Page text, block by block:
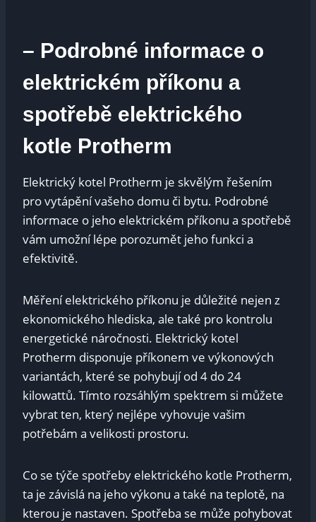
– Podrobné informace o
elektrickém příkonu a
spotřebě elektrického
kotle Protherm
Elektrický kotel Protherm je skvělým řešením
pro vytápění vašeho domu či bytu. Podrobné
informace o jeho elektrickém příkonu a spotřebě
vám umožní lépe porozumět jeho funkci a
efektivitě.
Měření elektrického příkonu je důležité nejen z
ekonomického hlediska, ale také pro kontrolu
energetické náročnosti. Elektrický kotel
Protherm disponuje příkonem ve výkonových
variantách, které se pohybují od 4 do 24
kilowattů. Tímto rozsáhlým spektrem si můžete
vybrat ten, který nejlépe vyhovuje vašim
potřebám a velikosti prostoru.
Co se týče spotřeby elektrického kotle Protherm,
ta je závislá na jeho výkonu a také na teplotě, na
kterou je nastaven. Spotřeba se může pohybovat